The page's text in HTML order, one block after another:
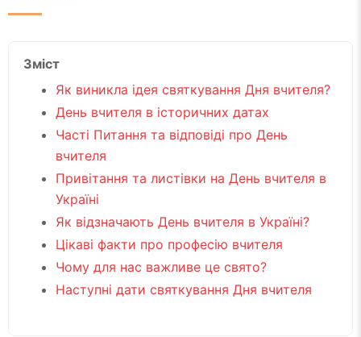
Зміст
Як виникла ідея святкування Дня вчителя?
День вчителя в історичних датах
Часті Питання та відповіді про День
вчителя
Привітання та листівки на День вчителя в
Україні
Як відзначають День вчителя в Україні?
Цікаві факти про професію вчителя
Чому для нас важливе це свято?
Наступні дати святкування Дня вчителя